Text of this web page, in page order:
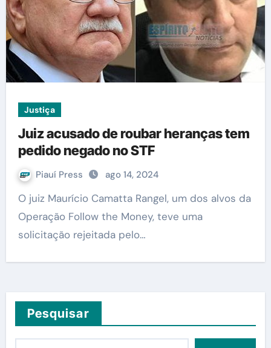
Justiça
Juiz acusado de roubar heranças tem
pedido negado no STF
Piauí Press ago 14, 2024
O juiz Maurício Camatta Rangel, um dos alvos da
Operação Follow the Money, teve uma
solicitação rejeitada pelo…
Pesquisar